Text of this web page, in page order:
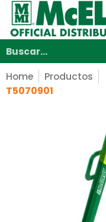
Saltar al contenido
Nosotros
Buscar...
Home Productos
T5070901
Saltar al